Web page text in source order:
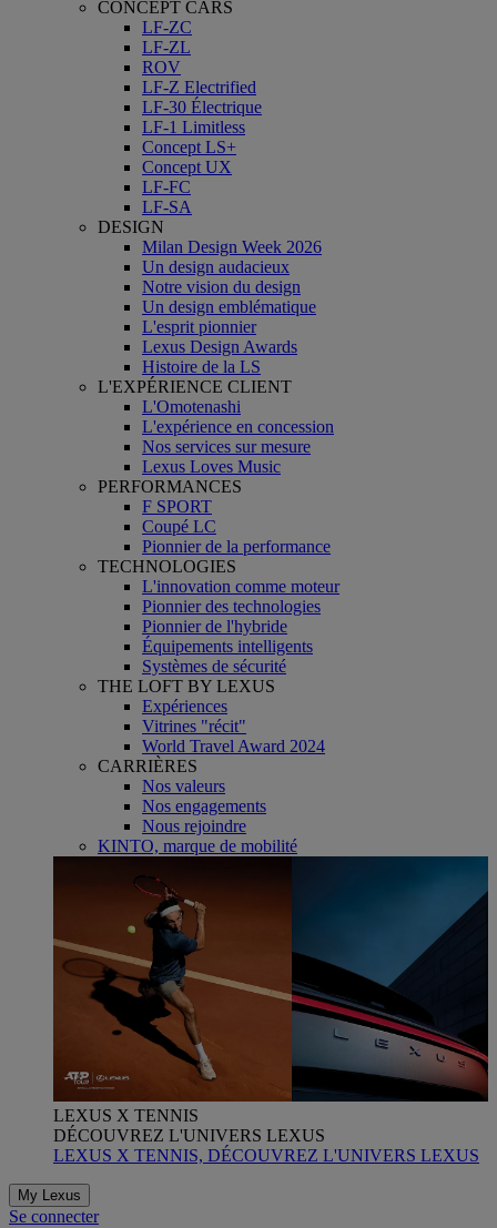
CONCEPT CARS
LF-ZC
LF-ZL
ROV
LF-Z Electrified
LF-30 Électrique
LF-1 Limitless
Concept LS+
Concept UX
LF-FC
LF-SA
DESIGN
Milan Design Week 2026
Un design audacieux
Notre vision du design
Un design emblématique
L'esprit pionnier
Lexus Design Awards
Histoire de la LS
L'EXPÉRIENCE CLIENT
L'Omotenashi
L'expérience en concession
Nos services sur mesure
Lexus Loves Music
PERFORMANCES
F SPORT
Coupé LC
Pionnier de la performance
TECHNOLOGIES
L'innovation comme moteur
Pionnier des technologies
Pionnier de l'hybride
Équipements intelligents
Systèmes de sécurité
THE LOFT BY LEXUS
Expériences
Vitrines "récit"
World Travel Award 2024
CARRIÈRES
Nos valeurs
Nos engagements
Nous rejoindre
KINTO, marque de mobilité
LEXUS X TENNIS
DÉCOUVREZ L'UNIVERS LEXUS
LEXUS X TENNIS, DÉCOUVREZ L'UNIVERS LEXUS
My Lexus
Se connecter